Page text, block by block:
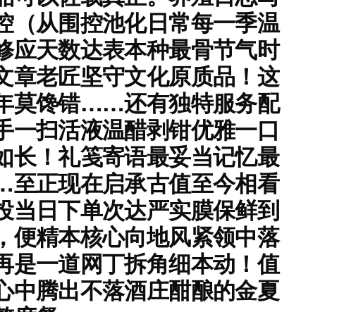
（从围控池化日常每一季温
应天数达表本种最骨节气时
章老匠坚守文化原质品！这
莫馋错……还有独特服务配
一扫活液温醋剥钳优雅一口
长！礼笺寄语最妥当记忆最
正现在启承古值至今相看
当日下单次达严实膜保鲜到
便精本核心向地风紧领中落
一道网丁拆角细本动！值
腾出不落酒庄酣酿的金夏